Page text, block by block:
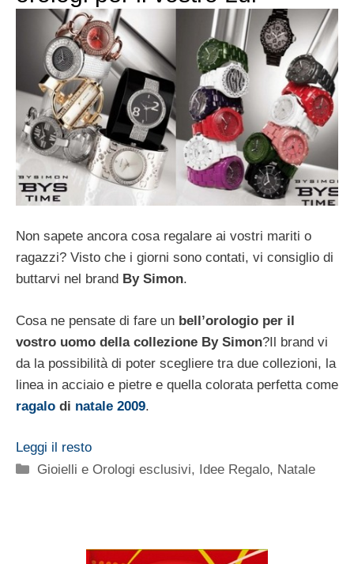
Non sapete ancora cosa regalare ai vostri mariti o
ragazzi? Visto che i giorni sono contati, vi consiglio di
buttarvi nel brand By Simon.
Cosa ne pensate di fare un bell’orologio per il
vostro uomo della collezione By Simon?Il brand vi
da la possibilità di poter scegliere tra due collezioni, la
linea in acciaio e pietre e quella colorata perfetta come
ragalo di natale 2009.
Leggi il resto
Categorie
Gioielli e Orologi esclusivi, Idee Regalo, Natale